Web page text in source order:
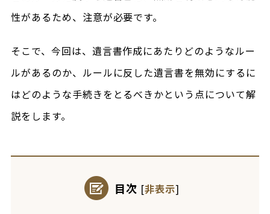
性があるため、注意が必要です。
そこで、今回は、遺言書作成にあたりどのようなルー
ルがあるのか、ルールに反した遺言書を無効にするに
はどのような手続きをとるべきかという点について解
説をします。
目次 [非表示]